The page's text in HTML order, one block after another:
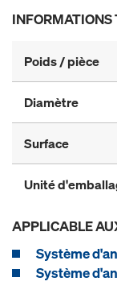
INFORMATIONS
Poids / pièce
Diamètre
Surface
Unité
APPLICABLE
Système
Système